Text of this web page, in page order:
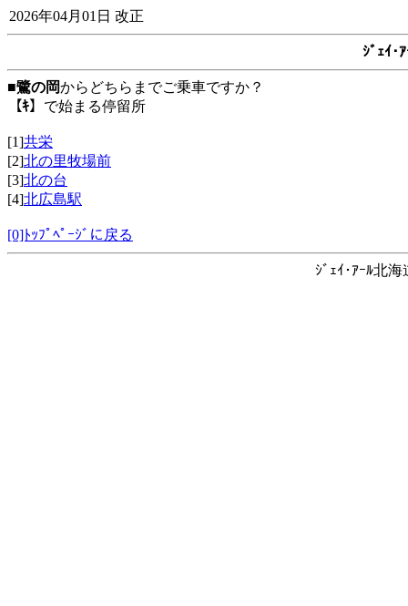
2026年04月01日 改正
ｼﾞｪｲ･
■鷺の岡からどちらまでご乗車ですか？
【ｷ】 で始まる停留所
[1]共栄
[2]北の里牧場前
[3]北の台
[4]北広島駅
[0]ﾄｯﾌﾟﾍﾟｰｼﾞに戻る
ｼﾞｪｲ･ｱｰﾙ北